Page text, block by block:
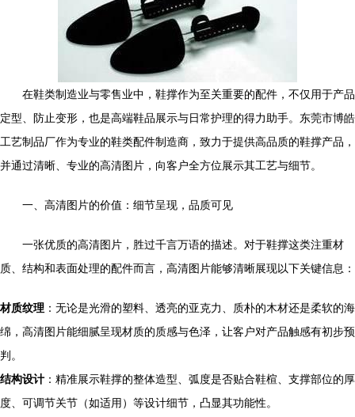
在鞋类制造业与零售业中，鞋撑作为至关重要的配件，不仅用于产品
定型、防止变形，也是高端鞋品展示与日常护理的得力助手。东莞市博皓
工艺制品厂作为专业的鞋类配件制造商，致力于提供高品质的鞋撑产品，
并通过清晰、专业的高清图片，向客户全方位展示其工艺与细节。
一、高清图片的价值：细节呈现，品质可见
一张优质的高清图片，胜过千言万语的描述。对于鞋撑这类注重材
质、结构和表面处理的配件而言，高清图片能够清晰展现以下关键信息：
材质纹理 ：无论是光滑的塑料、透亮的亚克力、质朴的木材还是柔软的海
绵，高清图片能细腻呈现材质的质感与色泽，让客户对产品触感有初步预
判。
结构设计 ：精准展示鞋撑的整体造型、弧度是否贴合鞋楦、支撑部位的厚
度、可调节关节（如适用）等设计细节，凸显其功能性。